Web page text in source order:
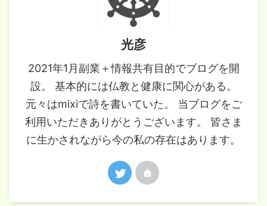
光彦
2021年1月副業＋情報共有目的でブログを開
設。 基本的には仏教と健康に関心がある。
元々はmixiで詩を書いていた。 当ブログをご
利用いただきありがとうございます。 皆さま
に生かされながら今の私の存在はあります。